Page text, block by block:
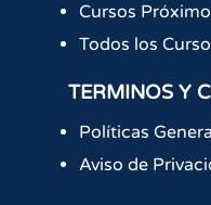
Cursos
Todos los
TERMINOS Y
Políticas
Aviso de